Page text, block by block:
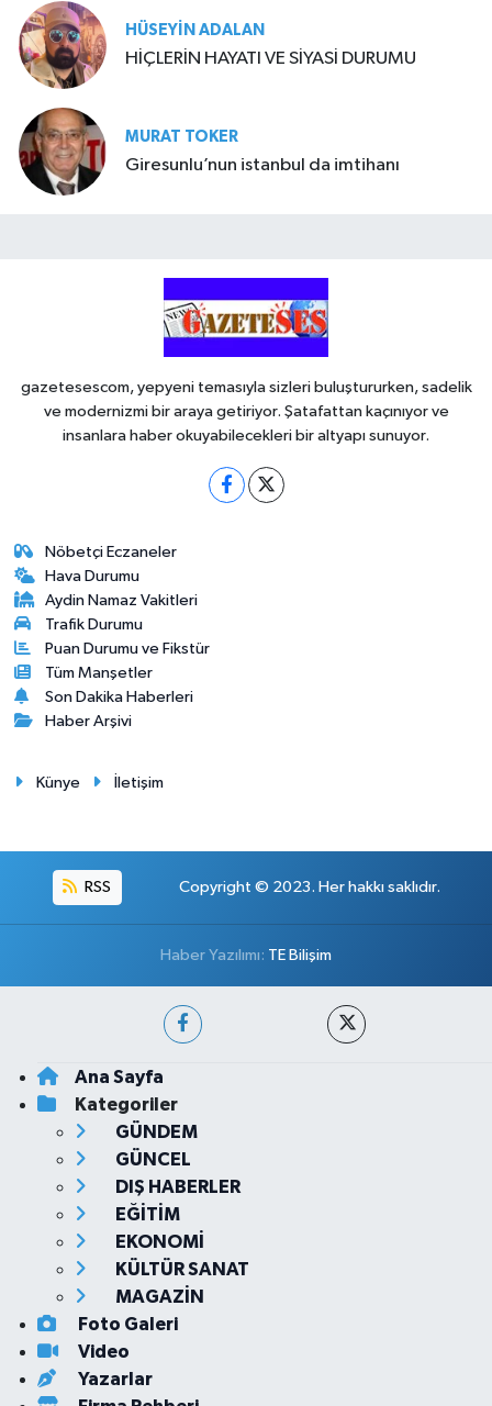
HÜSEYIN ADALAN
HİÇLERİN HAYATI VE SİYASİ DURUMU
MURAT TOKER
Giresunlu’nun istanbul da imtihanı
gazetesescom, yepyeni temasıyla sizleri buluştururken, sadelik
ve modernizmi bir araya getiriyor. Şatafattan kaçınıyor ve
insanlara haber okuyabilecekleri bir altyapı sunuyor.
Nöbetçi Eczaneler
Hava Durumu
Aydin Namaz Vakitleri
Trafik Durumu
Puan Durumu ve Fikstür
Tüm Manşetler
Son Dakika Haberleri
Haber Arşivi
Künye İletişim
RSS Copyright © 2023. Her hakkı saklıdır.
Haber Yazılımı: TE Bilişim
Ana Sayfa
Kategoriler
GÜNDEM
GÜNCEL
DIŞ HABERLER
EĞİTİM
EKONOMİ
KÜLTÜR SANAT
MAGAZİN
Foto Galeri
Video
Yazarlar